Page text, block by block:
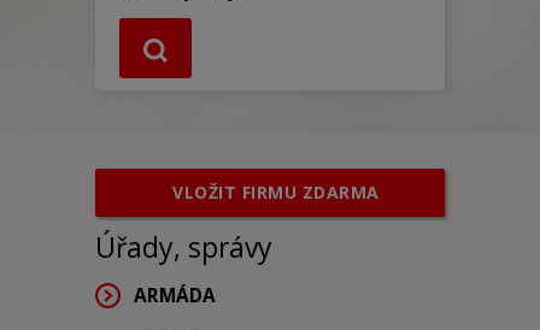
VLOŽIT FIRMU ZDARMA
Úřady, správy
ARMÁDA